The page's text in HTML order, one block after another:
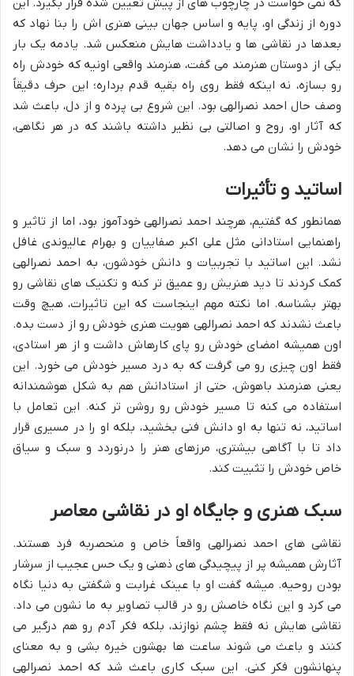
دوره از زندگی او، پایه و اساس جهان بینی هنری اش را بنا نهاد که
بعدها در نقاشی ها و یادداشت هایش منعکس شد. یادمه یک بار
یکی از دوستان هنرمند می گفت، هنرمند واقعی اونیه که خودش راه
رو بسازه، نه اینکه فقط روی راه بقیه قدم برداره؛ این حرف دقیقاً
وصف حال احمد نصرالهی بود. این شروع بی پرده و از دل، باعث شد
که آثار او، روح و اصالتی بی نظیر داشته باشند که در هر نگاهی،
خودش را نشان می دهد.
اساتید و تأثیرات
همانطور که گفتیم، هرچند احمد نصرالهی خودآموز بود، اما از تاثیر و
راهنمایی استادانی مثل علی اکبر صفاییان و بهرام عالیوندی غافل
نشد. این اساتید با تجربیات و دانش خودشون، به احمد نصرالهی
کمک کردند تا دید هنریش رو عمیق تر کنه و تکنیک های نقاشی رو
بهتر بشناسه. اما نکته مهم اینجاست که این تاثیرات، هیچ وقت
باعث نشدند که احمد نصرالهی هویت هنری خودش رو از دست بده.
اون همیشه امضای خودش رو پای کارهاش داشت و از هر استادی،
فقط اون چیزی رو می گرفت که به درد مسیر خودش می خورد. این
یعنی هنرمند باهوش، حتی از استادانش هم به شکل هوشمندانه
استفاده می کنه تا مسیر خودش رو روشن تر کنه. این تعامل با
اساتید، نه تنها به او دانش فنی بخشید، بلکه او را در مسیری قرار
داد تا با آگاهی بیشتری، مرزهای هنر را درنوردد و سبک و سیاق
خاص خودش را تثبیت کند.
سبک هنری و جایگاه او در نقاشی معاصر
نقاشی های احمد نصرالهی واقعاً خاص و منحصربه فرد هستند.
آثارش همیشه پر از پیچیدگی های ذهنی و یک حس عجیب از سرشار
بودن روحیه. میشه گفت او با عینک غرابت و شگفتی به دنیا نگاه
می کرد و این نگاه خاصش رو در قالب تصاویر به ما نشون می داد.
نقاشی هایش نه فقط چشم نوازند، بلکه فکر آدم رو هم درگیر می
کنند و باعث می شوند ساعت ها بهشون خیره بشی و به معنای
پنهانشون فکر کنی. این سبک کاری باعث شد که احمد نصرالهی